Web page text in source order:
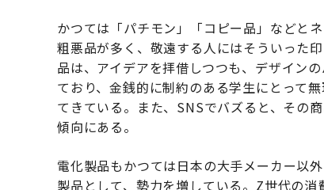
かつては「パチモン」「コピー品」などと
粗悪品が多く、敬遠する人にはそういった
品は、アイデアを拝借しつつも、デザイン
ており、金銭的に制約のある学生にとって
てきている。また、SNSでバズると、その
傾向にある。
電化製品もかつては日本の大手メーカー以
製品として、勢力を増している。Z世代の消